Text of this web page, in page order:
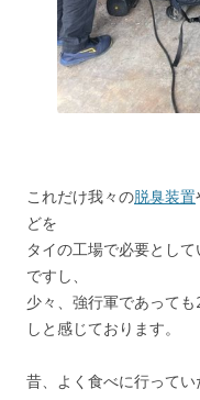
これだけ我々の脱臭装置
どを
タイの工場で必要とし
ですし、
少々、強行軍であって
しと感じております。
昔、よく食べに行って